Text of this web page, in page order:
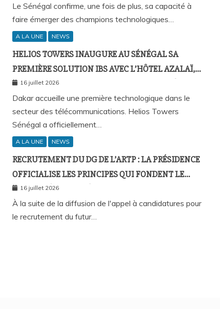
Le Sénégal confirme, une fois de plus, sa capacité à
faire émerger des champions technologiques…
A LA UNE NEWS
HELIOS TOWERS INAUGURE AU SÉNÉGAL SA
PREMIÈRE SOLUTION IBS AVEC L’HÔTEL AZALAÏ,
NOUVEAU STANDARD DE LA CONNECTIVITÉ
MOBILE À L’INTÉRIEUR DES BÂTIMENTS
16 juillet 2026
Dakar accueille une première technologique dans le
secteur des télécommunications. Helios Towers
Sénégal a officiellement…
A LA UNE NEWS
RECRUTEMENT DU DG DE L’ARTP : LA PRÉSIDENCE
OFFICIALISE LES PRINCIPES QUI FONDENT LE
RECOURS À L’APPEL À CANDIDATURES
16 juillet 2026
À la suite de la diffusion de l'appel à candidatures pour
le recrutement du futur…